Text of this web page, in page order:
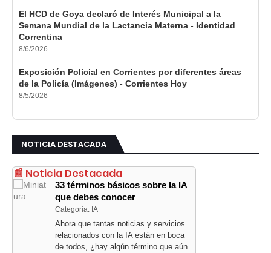
El HCD de Goya declaró de Interés Municipal a la
Semana Mundial de la Lactancia Materna - Identidad
Correntina
8/6/2026
Exposición Policial en Corrientes por diferentes áreas
de la Policía (Imágenes) - Corrientes Hoy
8/5/2026
NOTICIA DESTACADA
📰 Noticia Destacada
33 términos básicos sobre la IA
que debes conocer
Categoría: IA
Ahora que tantas noticias y servicios
relacionados con la IA están en boca
de todos, ¿hay algún término que aún